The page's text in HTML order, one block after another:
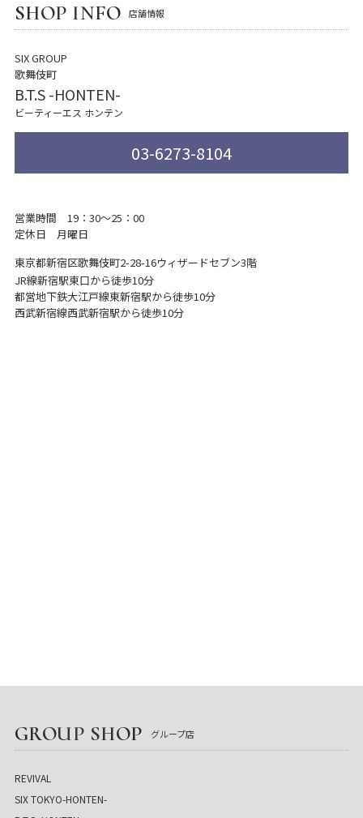
SHOP INFO 店舗情報
SIX GROUP
歌舞伎町
B.T.S -HONTEN-
ビーティーエス ホンテン
03-6273-8104
営業時間 19：30～25：00
定休日 月曜日
東京都新宿区歌舞伎町2-28-16ウィザードセブン3階
JR線新宿駅東口から徒歩10分
都営地下鉄大江戸線東新宿駅から徒歩10分
西武新宿線西武新宿駅から徒歩10分
GROUP SHOP グループ店
REVIVAL
SIX TOKYO-HONTEN-